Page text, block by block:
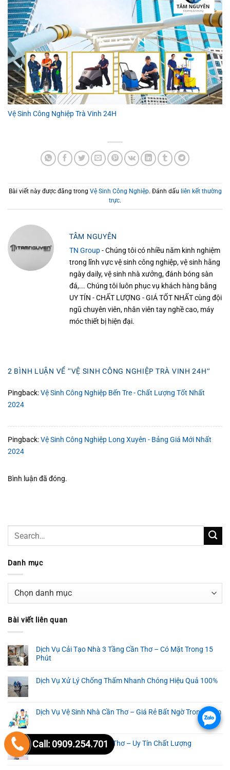
Vệ Sinh Công Nghiệp Trà Vinh 24H
Bài viết này được đăng trong Vệ Sinh Công Nghiệp. Đánh dấu liên kết thường
trực.
TÂM NGUYÊN
TN Group- Chúng tôi có nhiều năm kinh nghiệm
trong lĩnh vực vệ sinh công nghiệp, vệ sinh hằng
ngày daily, vệ sinh nhà xưởng, đánh bóng sàn
đá,... Chúng tôi luôn phục vụ khách hàng bằng
UY TÍN - CHẤT LƯỢNG - GIÁ TỐT NHẤT cùng đội
ngũ chuyên viên, nhân viên tay nghề cao, máy
móc thiết bị hiện đại.
2 BÌNH LUẬN VỀ “VỆ SINH CÔNG NGHIỆP TRÀ VINH 24H”
Pingback:Vệ Sinh Công Nghiệp Bến Tre - Chất Lượng Tốt Nhất
2024
Pingback:Vệ Sinh Công Nghiệp Long Xuyên - Bảng Giá Mới Nhất
2024
Bình luận đã đóng.
Danh mục
mục
Bài viết liên quan
Dịch Vụ Cải Tạo Nhà 3 Tầng Cần Thơ – Có Mặt Trong 15
Phút
Dịch Vụ Xử Lý Chống Thấm Nhanh Chóng Hiệu Quả 100%
Dịch Vụ Vệ Sinh Nhà Cần Thơ – Giá Rẻ Bất Ngờ Trong Năm
Vệ Sinh Văn Phòng Cần Thơ – Uy Tín Chất Lượng
Call: 0909.254.701
.